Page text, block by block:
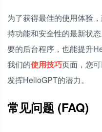
为了获得最佳的使用体验
持功能和安全性的最新状
要的后台程序，也能提升
我们的使用技巧页面，您
发挥HelloGPT的潜力。
常见问题 (FAQ)